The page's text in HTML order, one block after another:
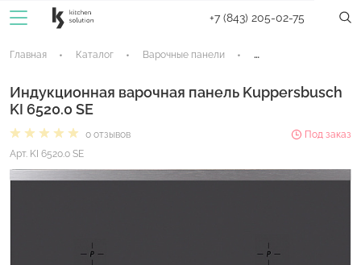
+7 (843) 205-02-75
Главная Каталог Варочные панели Индукционные панели
Индукционная варочная панель Kuppersbusch
KI 6520.0 SE
0 отзывов
Под заказ
Арт. KI 6520.0 SE